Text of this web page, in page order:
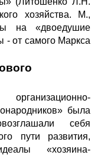
хозяйства. М.,
на «двоедушие
- от самого Маркса
была
себя
пути развития,
«хозяина-